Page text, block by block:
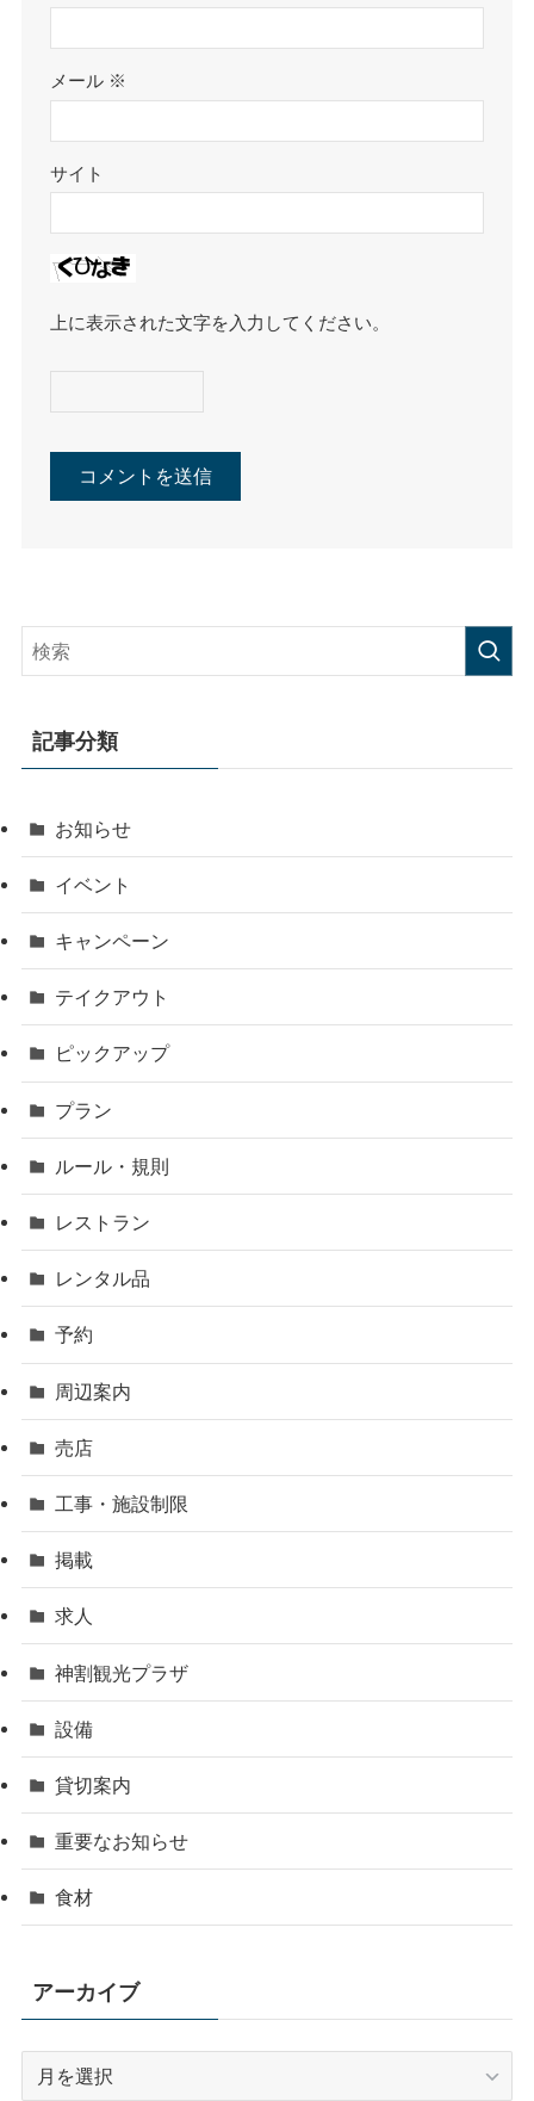
メール ※
サイト
上に表示された文字を入力してください。
記事分類
お知らせ
イベント
キャンペーン
テイクアウト
ピックアップ
プラン
ルール・規則
レストラン
レンタル品
予約
周辺案内
売店
工事・施設制限
掲載
求人
神割観光プラザ
設備
貸切案内
重要なお知らせ
食材
アーカイブ